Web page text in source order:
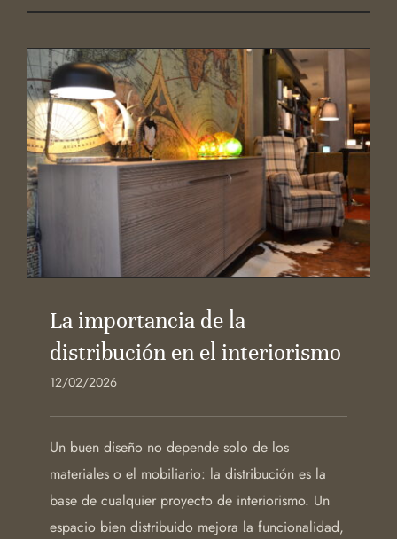
La importancia de la
distribución en el interiorismo
12/02/2026
Un buen diseño no depende solo de los
materiales o el mobiliario: la distribución es la
base de cualquier proyecto de interiorismo. Un
espacio bien distribuido mejora la funcionalidad,